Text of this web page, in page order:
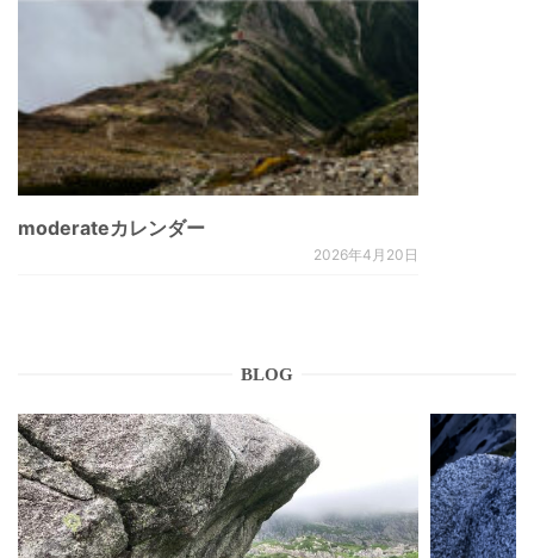
moderateカレンダー
2026年4月20日
BLOG